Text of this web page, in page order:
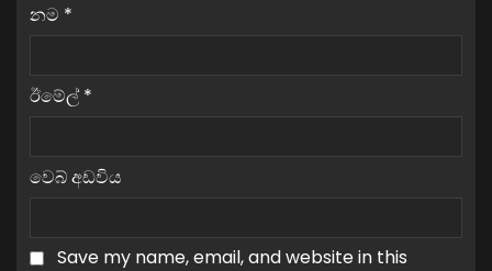
නම *
ඊමේල් *
වෙබ් අඩවිය
Save my name, email, and website in this